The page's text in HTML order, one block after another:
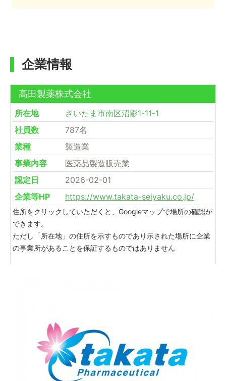
企業情報
高田製薬株式会社
所在地
さいたま市南区沼影1-11-1
社員数
787名
業種
製造業
事業内容
医薬品製造販売業
認定日
2026-02-01
企業等HP
https://www.takata-seiyaku.co.jp/
住所をクリックしていただくと、Googleマップで場所の確認が
できます。
ただし「所在地」の住所を示すものであり示された場所に企業
の事業所があることを保証するものではありません